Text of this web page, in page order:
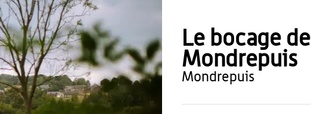
Le bocage de
Mondrepuis
mondrepuis